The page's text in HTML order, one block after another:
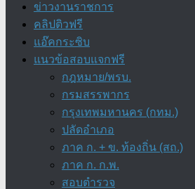
ข่าวงานราชการ
คลิปติวฟรี
แอ๊คกระซิบ
แนวข้อสอบแจกฟรี
กฎหมาย/พรบ.
กรมสรรพากร
กรุงเทพมหานคร (กทม.)
ปลัดอำเภอ
ภาค ก. + ข. ท้องถิ่น (สถ.)
ภาค ก. ก.พ.
สอบตำรวจ